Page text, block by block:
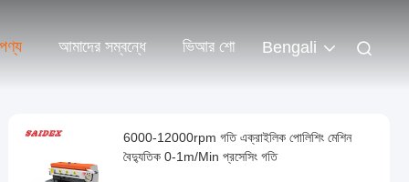
পণ্য আমাদের সম্বন্ধে ভিআর শো Bengali
6000-12000rpm গতি এক্রাইলিক পোলিশিং মেশিন
বৈদ্যুতিক 0-1m/Min প্রসেসিং গতি